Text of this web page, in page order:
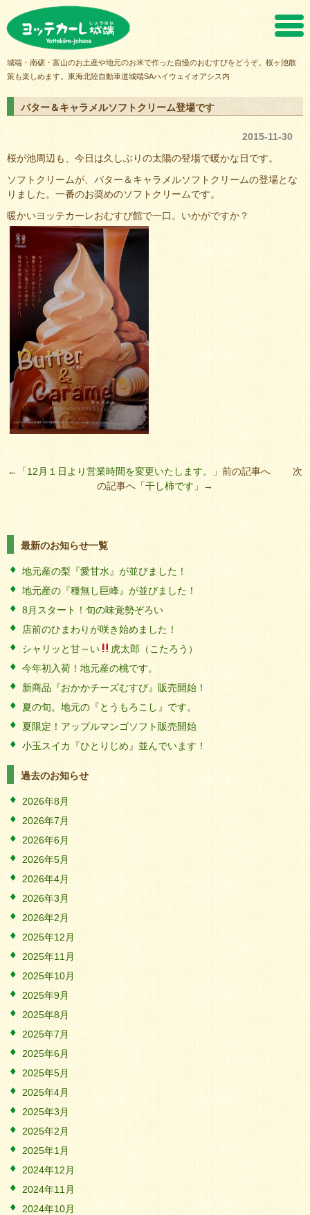
城端・南砺・富山のお土産や地元のお米で作った自慢のおむすびをどうぞ。桜ヶ池散
策も楽しめます。東海北陸自動車道城端SAハイウェイオアシス内
バター＆キャラメルソフトクリーム登場です
2015-11-30
桜が池周辺も、今日は久しぶりの太陽の登場で暖かな日です。
ソフトクリームが、バター＆キャラメルソフトクリームの登場とな
りました。一番のお奨めのソフトクリームです。
暖かいヨッテカーレおむすび館で一口。いかがですか？
←「12月１日より営業時間を変更いたします。
」前の記事へ 次
の記事へ「干し柿です 」→
最新のお知らせ一覧
地元産の梨『愛甘水』が並びました！
地元産の『種無し巨峰』が並びました！
8月スタート！旬の味覚勢ぞろい
店前のひまわりが咲き始めました！
シャリッと甘～い
虎太郎（こたろう）
今年初入荷！地元産の桃です。
新商品『おかかチーズむすび』販売開始！
夏の旬。地元の『とうもろこし』です。
夏限定！アップルマンゴソフト販売開始
小玉スイカ『ひとりじめ』並んでいます！
過去のお知らせ
2026年8月
2026年7月
2026年6月
2026年5月
2026年4月
2026年3月
2026年2月
2025年12月
2025年11月
2025年10月
2025年9月
2025年8月
2025年7月
2025年6月
2025年5月
2025年4月
2025年3月
2025年2月
2025年1月
2024年12月
2024年11月
2024年10月